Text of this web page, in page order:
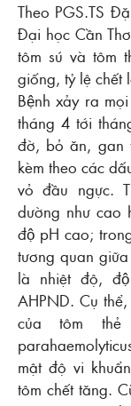
Theo PGS.TS
Đại học Cần
tôm sú và tôm
giống, tỷ lệ chết
Bệnh xảy ra
tháng 4 tới
đờ, bỏ ăn, gan
kèm theo các
vỏ đầu ngực.
dường như cao
độ pH cao;
tương quan
là nhiệt độ,
AHPND. Cụ
của tôm
mật độ vi
tôm chết tăng.